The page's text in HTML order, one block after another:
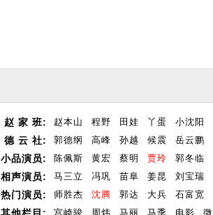
赵 家 班:
德 云 社:
小品演员:
相声演员:
热门演员:
赵本山 程野 田娃 丫蛋
小沈阳
郭德纲
高峰 孙越 候震
岳云鹏
陈佩斯
黄宏 蔡明 贾玲
郭冬临
马三立
冯巩 苗阜 姜昆
刘宝瑞
师胜杰
沈腾 郭达 大兵
石富宽
宫崎骏
周炜 马丽 马季 电影